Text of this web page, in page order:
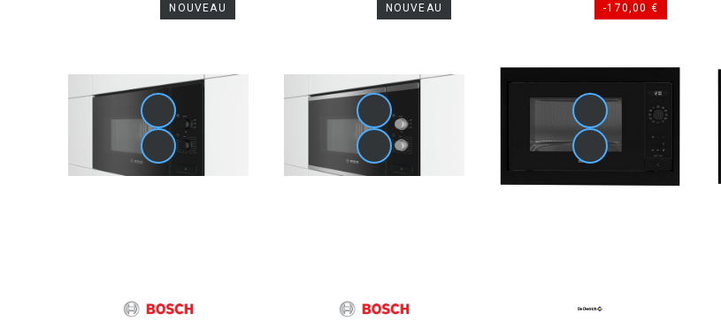
NOUVEAU NOUVEAU -170,00 €